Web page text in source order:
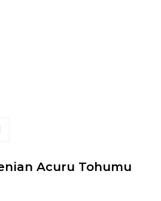
Acuru Tohumu